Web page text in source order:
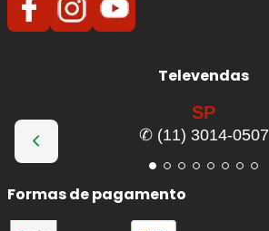
Televendas
SP
✆ (11) 3014-0507
Formas de pagamento